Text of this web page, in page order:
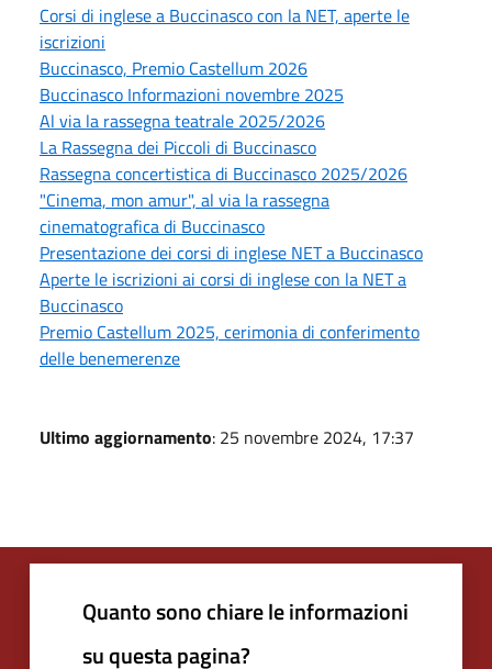
Corsi di inglese a Buccinasco con la NET, aperte le
iscrizioni
Buccinasco, Premio Castellum 2026
Buccinasco Informazioni novembre 2025
Al via la rassegna teatrale 2025/2026
La Rassegna dei Piccoli di Buccinasco
Rassegna concertistica di Buccinasco 2025/2026
"Cinema, mon amur", al via la rassegna
cinematografica di Buccinasco
Presentazione dei corsi di inglese NET a Buccinasco
Aperte le iscrizioni ai corsi di inglese con la NET a
Buccinasco
Premio Castellum 2025, cerimonia di conferimento
delle benemerenze
Ultimo aggiornamento: 25 novembre 2024, 17:37
Quanto sono chiare le informazioni
su questa pagina?